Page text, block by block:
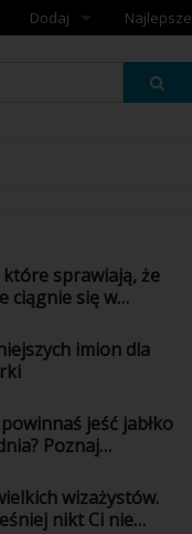
Dodaj
Najlepsze
które sprawiają, że
ciągnie się w
imion dla
jeść jabłko
Poznaj
wizażystów.
nikt Ci nie